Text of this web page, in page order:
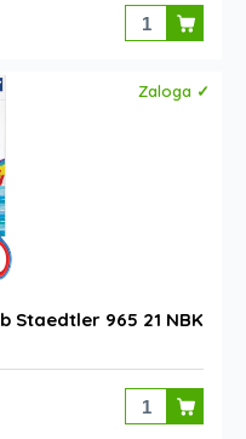
Zaloga ✓
Staedtler 965 21 NBK